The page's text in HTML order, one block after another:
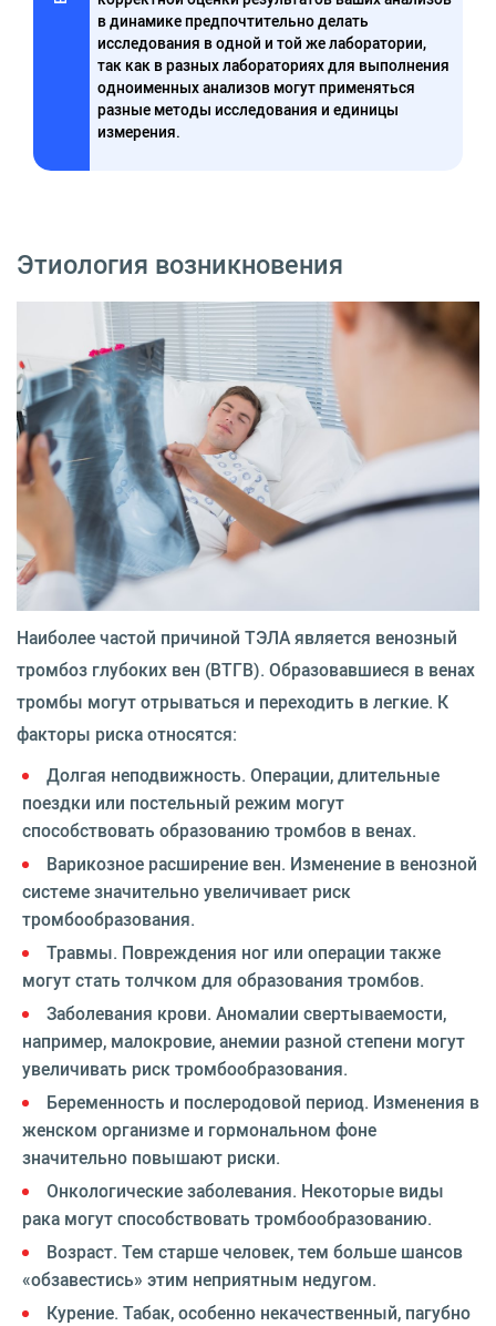
в динамике предпочтительно делать
исследования в одной и той же лаборатории,
так как в разных лабораториях для выполнения
одноименных анализов могут применяться
разные методы исследования и единицы
измерения.
Этиология возникновения
Наиболее частой причиной ТЭЛА является венозный
тромбоз глубоких вен (ВТГВ). Образовавшиеся в венах
тромбы могут отрываться и переходить в легкие. К
факторы риска относятся:
Долгая неподвижность. Операции, длительные
поездки или постельный режим могут
способствовать образованию тромбов в венах.
Варикозное расширение вен. Изменение в венозной
системе значительно увеличивает риск
тромбообразования.
Травмы. Повреждения ног или операции также
могут стать толчком для образования тромбов.
Заболевания крови. Аномалии свертываемости,
например, малокровие, анемии разной степени могут
увеличивать риск тромбообразования.
Беременность и послеродовой период. Изменения в
женском организме и гормональном фоне
значительно повышают риски.
Онкологические заболевания. Некоторые виды
рака могут способствовать тромбообразованию.
Возраст. Тем старше человек, тем больше шансов
«обзавестись» этим неприятным недугом.
Курение. Табак, особенно некачественный, пагубно